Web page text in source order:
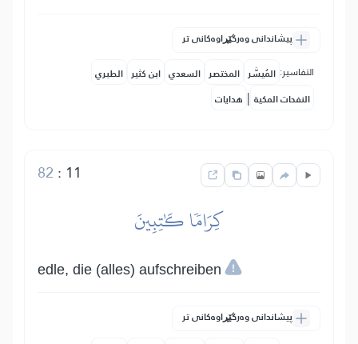
پیشاندانی وەرگێڕاوەکانی تر
التفاسير: المُيسَّر المختصر السعدي ابن كثير الطبري
النفحات المكية | هدايات
11
:
82
كِرَامٗا كَٰتِبِينَ
edle, die (alles) aufschreiben
پیشاندانی وەرگێڕاوەکانی تر